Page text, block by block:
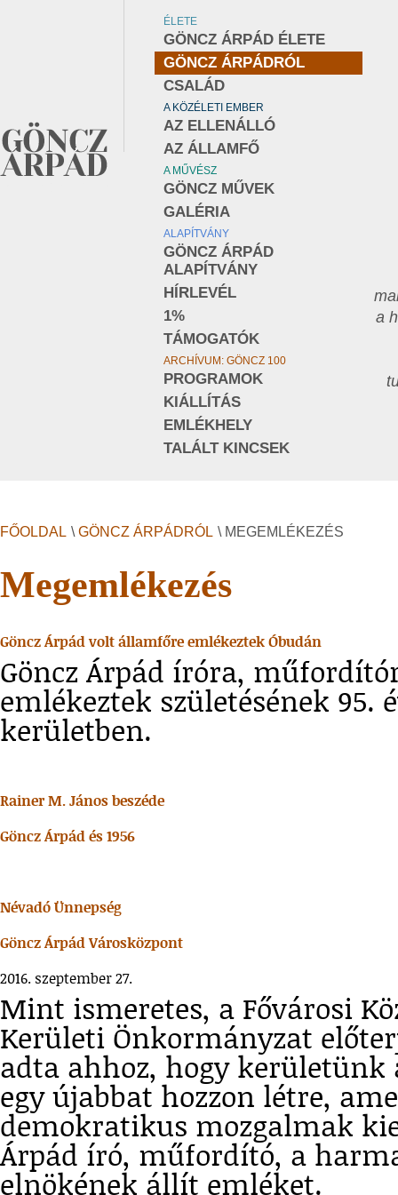
ÉLETE
GÖNCZ ÁRPÁD ÉLETE
GÖNCZ ÁRPÁDRÓL
CSALÁD
A KÖZÉLETI EMBER
AZ ELLENÁLLÓ
AZ ÁLLAMFŐ
A MŰVÉSZ
GÖNCZ MŰVEK
GALÉRIA
ALAPÍTVÁNY
GÖNCZ ÁRPÁD
ALAPÍTVÁNY
HÍRLEVÉL
1%
TÁMOGATÓK
ARCHÍVUM: GÖNCZ 100
PROGRAMOK
KIÁLLÍTÁS
EMLÉKHELY
TALÁLT KINCSEK
a
FŐOLDAL \ GÖNCZ ÁRPÁDRÓL \ MEGEMLÉKEZÉS
Megemlékezés
Göncz Árpád volt államfőre emlékeztek Óbudán
Göncz Árpád íróra,
emlékeztek születésének 95.
kerületben.
Rainer M. János beszéde
Göncz Árpád és 1956
Névadó Ünnepség
Göncz Árpád Városközpont
2016. szeptember 27.
Mint ismeretes, a Fővárosi
Kerületi Önkormányzat
adta ahhoz, hogy kerületünk
egy újabbat hozzon létre,
demokratikus mozgalmak
Árpád író, műfordító, a
elnökének állít emléket.